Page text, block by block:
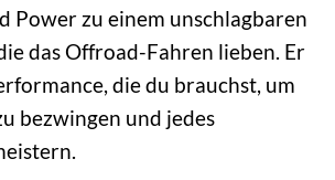
Power zu einem unschlagbaren
das Offroad-Fahren lieben. Er
die du brauchst, um
bezwingen und jedes